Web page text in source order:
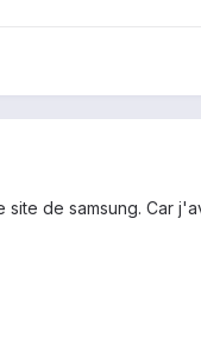
de samsung. Car